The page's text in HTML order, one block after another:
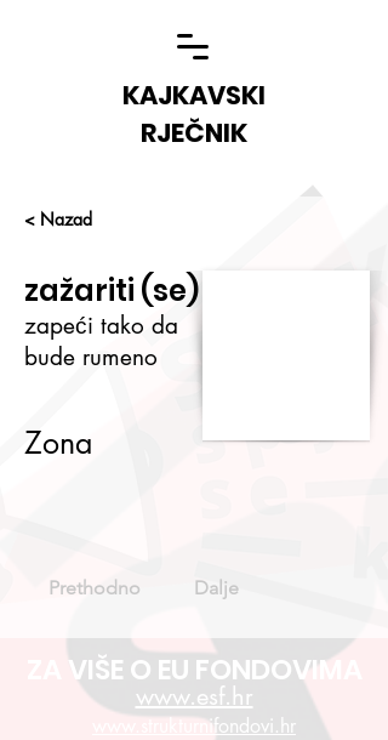
KAJKAVSKI
RJEČNIK
< Nazad
zažariti (se)
zapeći tako da
bude rumeno
Zona
Prethodno Dalje
ZA VIŠE O EU FONDOVIMA
www.esf.hr
www.strukturnifondovi.hr